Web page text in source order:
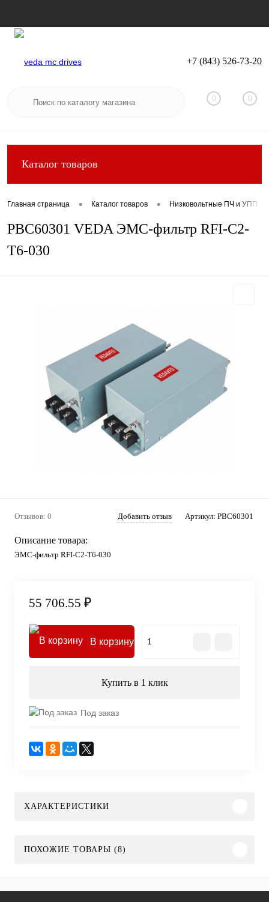
Вход Регистрация
+7 (843) 526-73-20
0 0
Каталог товаров
Главная страница • Каталог товаров • Низковольтные ПЧ и УПП
PBC60301 VEDA ЭМС-фильтр RFI-C2-
T6-030
Отзывов: 0 Добавить отзыв Артикул: PBC60301
Описание товара:
ЭМС-фильтр RFI-C2-T6-030
55 706.55 ₽
В корзину
Купить в 1 клик
Под заказ
ХАРАКТЕРИСТИКИ
ПОХОЖИЕ ТОВАРЫ (8)